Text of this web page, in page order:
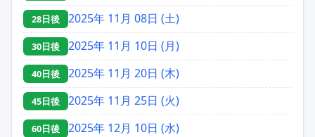
28日後 2025年 11月 08日 (土)
30日後 2025年 11月 10日 (月)
40日後 2025年 11月 20日 (木)
45日後 2025年 11月 25日 (火)
60日後 2025年 12月 10日 (水)